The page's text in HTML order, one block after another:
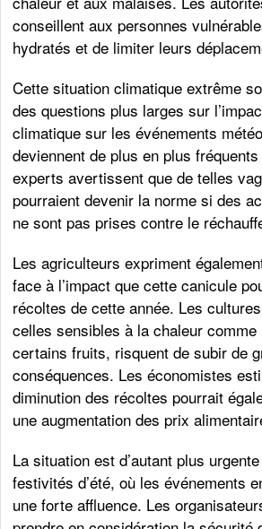
conseillent aux personnes
hydratés et de limiter leurs
Cette situation climatique extrême
des questions plus larges sur
climatique sur les événements
deviennent de plus en plus
experts avertissent que de telles
pourraient devenir la norme si des
ne sont pas prises contre le
Les agriculteurs expriment
face à l’impact que cette canicule
récoltes de cette année. Les
celles sensibles à la chaleur
certains fruits, risquent de subir de
conséquences. Les économistes
diminution des récoltes pourrait
une augmentation des prix
La situation est d’autant plus
festivités d’été, où les événements
une forte affluence. Les